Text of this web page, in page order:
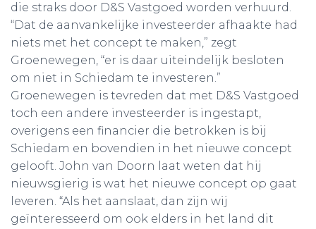
die straks door D&S Vastgoed worden verhuurd.
“Dat de aanvankelijke investeerder afhaakte had
niets met het concept te maken,” zegt
Groenewegen, “er is daar uiteindelijk besloten
om niet in Schiedam te investeren.”
Groenewegen is tevreden dat met D&S Vastgoed
toch een andere investeerder is ingestapt,
overigens een financier die betrokken is bij
Schiedam en bovendien in het nieuwe concept
gelooft. John van Doorn laat weten dat hij
nieuwsgierig is wat het nieuwe concept op gaat
leveren. “Als het aanslaat, dan zijn wij
geïnteresseerd om ook elders in het land dit